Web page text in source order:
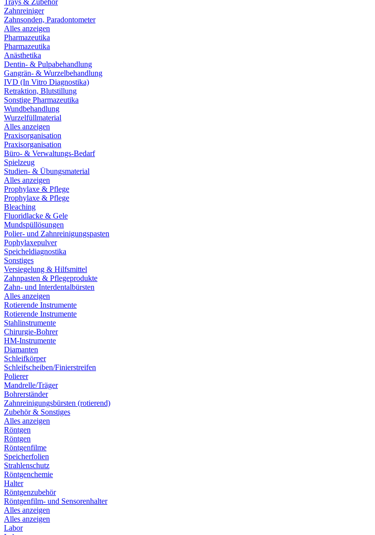
Trays & Zubehör
Zahnreiniger
Zahnsonden, Paradontometer
Alles anzeigen
Pharmazeutika
Pharmazeutika
Anästhetika
Dentin- & Pulpabehandlung
Gangrän- & Wurzelbehandlung
IVD (In Vitro Diagnostika)
Retraktion, Blutstillung
Sonstige Pharmazeutika
Wundbehandlung
Wurzelfüllmaterial
Alles anzeigen
Praxisorganisation
Praxisorganisation
Büro- & Verwaltungs-Bedarf
Spielzeug
Studien- & Übungsmaterial
Alles anzeigen
Prophylaxe & Pflege
Prophylaxe & Pflege
Bleaching
Fluoridlacke & Gele
Mundspüllösungen
Polier- und Zahnreinigungspasten
Pophylaxepulver
Speicheldiagnostika
Sonstiges
Versiegelung & Hilfsmittel
Zahnpasten & Pflegeprodukte
Zahn- und Interdentalbürsten
Alles anzeigen
Rotierende Instrumente
Rotierende Instrumente
Stahlinstrumente
Chirurgie-Bohrer
HM-Instrumente
Diamanten
Schleifkörper
Schleifscheiben/Finierstreifen
Polierer
Mandrelle/Träger
Bohrerständer
Zahnreinigungsbürsten (rotierend)
Zubehör & Sonstiges
Alles anzeigen
Röntgen
Röntgen
Röntgenfilme
Speicherfolien
Strahlenschutz
Röntgenchemie
Halter
Röntgenzubehör
Röntgenfilm- und Sensorenhalter
Alles anzeigen
Alles anzeigen
Labor